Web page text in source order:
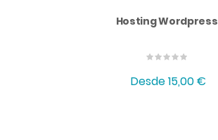
Hosting Wordpress
Desde15,00 €